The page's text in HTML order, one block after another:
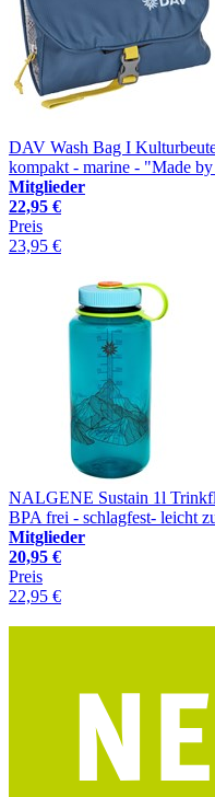
DAV Wash Bag I
kompakt - marine - "Made
Mitglieder
22,95 €
Preis
23,95 €
NALGENE Sustain 1l
BPA frei - schlagfest- leicht
Mitglieder
20,95 €
Preis
22,95 €